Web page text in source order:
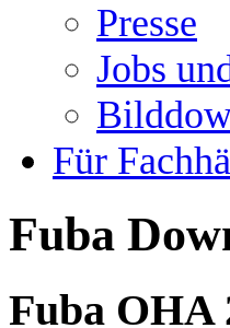
Presse
Jobs
Für
Fuba
Fuba OHA